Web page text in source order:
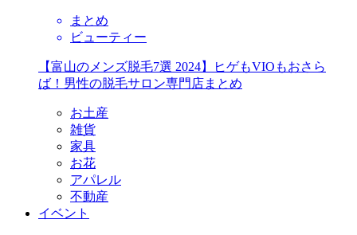
まとめ
ビューティー
【富山のメンズ脱毛7選 2024】ヒゲもVIOもおさら
ば！男性の脱毛サロン専門店まとめ
お土産
雑貨
家具
お花
アパレル
不動産
イベント